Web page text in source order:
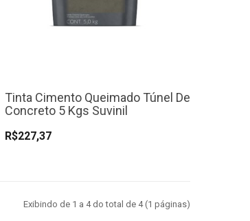
Tinta Cimento Queimado Túnel De
Concreto 5 Kgs Suvinil
R$227,37
Exibindo de 1 a 4 do total de 4 (1 páginas)